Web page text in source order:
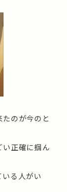
のが今のと
正確に掴ん
る人がい